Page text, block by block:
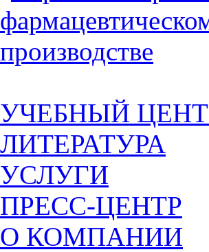
УЧЕБНЫЙ
ЛИТЕРАТУРА
УСЛУГИ
ПРЕСС-ЦЕНТР
О КОМПАНИИ